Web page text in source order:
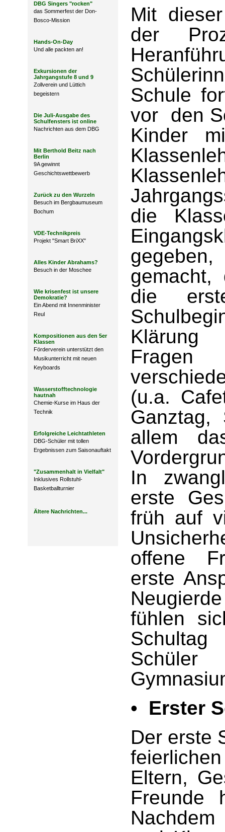
DBG Singers "rocken"
das Sommerfest der Don-
Bosco-Mission
Hands-On-Day
Und alle packten an!
Exkursionen der
Jahrgangstufe 8 und 9
Zollverein und Lüttich
begeistern
Die Juli-Ausgabe des
Schulfensters ist online
Nachrichten aus dem DBG
Mit Berthold Beitz nach
Berlin
9A gewinnt
Geschichtswettbewerb
Zurück zu den Wurzeln
Besuch im Bergbaumuseum
Bochum
VDE-Technikpreis
Projekt "Smart BriXX"
Alles Kinder Abrahams?
Besuch in der Moschee
Wie krisenfest ist unsere
Demokratie?
Ein Abend mit Innenminister
Reul
Kompositionen aus den 5er
Klassen
Förderverein unterstützt den
Musikunterricht mit neuen
Keyboards
Wasserstofftechnologie
hautnah
Chemie-Kurse im Haus der
Technik
Erfolgreiche Leichtathleten
DBG-Schüler mit tollen
Ergebnissen zum Saisonauftakt
"Zusammenhalt in Vielfalt"
Inklusives Rollstuhl-
Basketballturnier
Ältere Nachrichten...
Mit
der
Schule
vor den
Kinder
die
die
Klärung
Fragen
(u.a.
allem
In
erste
früh auf
offene
erste
fühlen
• Erster
Der erste
Eltern,
Freunde